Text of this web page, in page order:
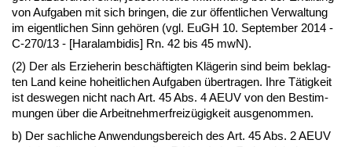
von Auf­ga­ben mit sich brin­gen, die zur öffent­li­chen Ver­wal­tung
im ei­gent­li­chen Sinn gehören (vgl. EuGH 10. Sep­tem­ber 2014 -
C-270/13 - [Ha­r­al­am­bi­dis] Rn. 42 bis 45 mwN).
(2) Der als Er­zie­he­rin beschäftig­ten Kläge­rin sind beim be­klag­
ten Land kei­ne ho­heit­li­chen Auf­ga­ben über­tra­gen. Ih­re Tätig­keit
ist des­we­gen nicht nach Art. 45 Abs. 4 AEUV von den Be­stim­
mun­gen über die Ar­beit­neh­mer­freizügig­keit aus­ge­nom­men.
b) Der sach­li­che An­wen­dungs­be­reich des Art. 45 Abs. 2 AEUV